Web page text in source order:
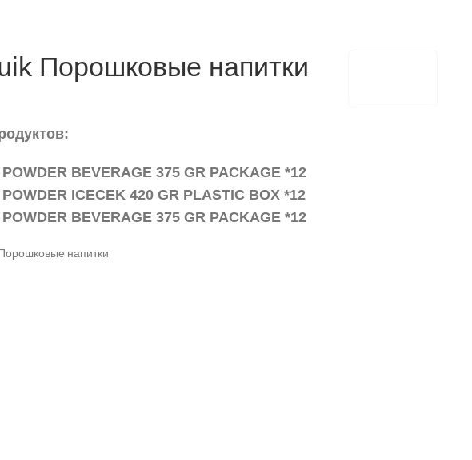
Порошковые напитки
BEVERAGE 375 GR PACKAGE *12
ICECEK 420 GR PLASTIC BOX *12
BEVERAGE 375 GR PACKAGE *12
напитки